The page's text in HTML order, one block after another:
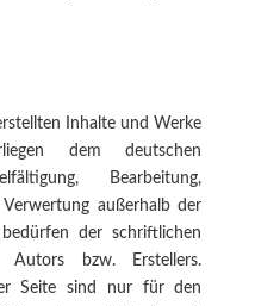
Inhalte und Werke
dem deutschen
Bearbeitung,
außerhalb der
der schriftlichen
Autors bzw. Erstellers.
Seite sind nur für den